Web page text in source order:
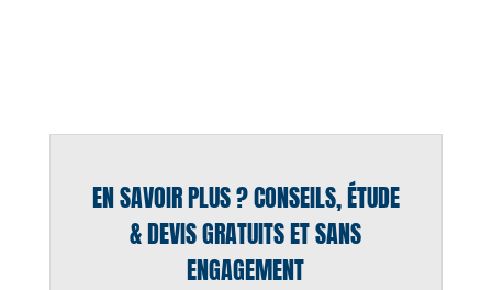
EN SAVOIR PLUS ? CONSEILS, ÉTUDE
& DEVIS GRATUITS ET SANS
ENGAGEMENT